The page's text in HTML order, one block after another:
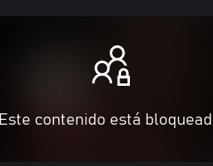
Este contenido está